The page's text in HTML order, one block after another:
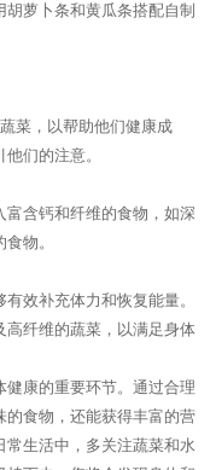
萝卜条和黄瓜条搭配自制
菜，以帮助他们健康成
们的注意。
含钙和纤维的食物，如深
物。
效补充体力和恢复能量。
高纤维的蔬菜，以满足身体
康的重要环节。通过合理
的食物，还能获得丰富的营
常生活中，多关注蔬菜和水